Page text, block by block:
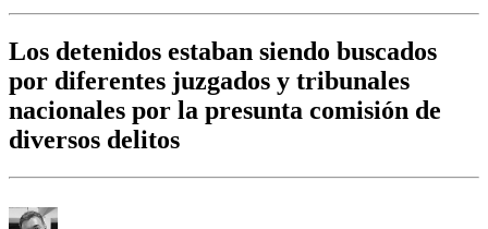
Los detenidos estaban siendo buscados
por diferentes juzgados y tribunales
nacionales por la presunta comisión de
diversos delitos